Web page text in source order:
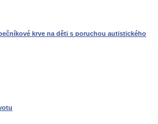
krve na děti s poruchou autistického